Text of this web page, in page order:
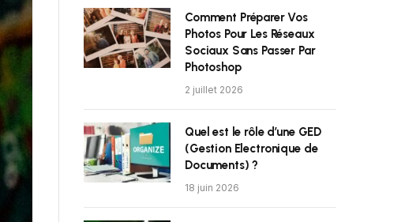
Comment Préparer Vos
Photos Pour Les Réseaux
Sociaux Sans Passer Par
Photoshop
2 juillet 2026
Quel est le rôle d’une GED
(Gestion Electronique de
Documents) ?
18 juin 2026